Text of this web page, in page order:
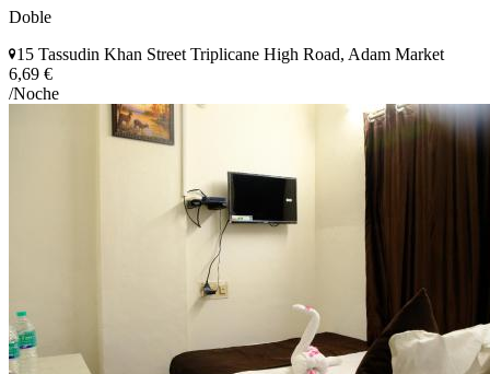
Doble
15 Tassudin Khan Street Triplicane High Road, Adam Market
6,69 €
/Noche